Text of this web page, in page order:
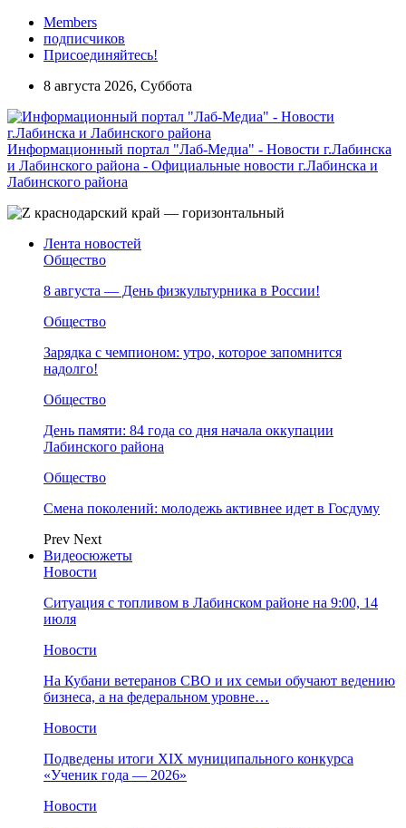
Members
подписчиков
Присоединяйтесь!
8 августа 2026, Суббота
Информационный портал "Лаб-Медиа" - Новости г.Лабинска
и Лабинского района - Официальные новости г.Лабинска и
Лабинского района
Лента новостей
Общество
8 августа — День физкультурника в России!
Общество
Зарядка с чемпионом: утро, которое запомнится
надолго!
Общество
День памяти: 84 года со дня начала оккупации
Лабинского района
Общество
Смена поколений: молодежь активнее идет в Госдуму
Prev Next
Видеосюжеты
Новости
Ситуация с топливом в Лабинском районе на 9:00, 14
июля
Новости
На Кубани ветеранов СВО и их семьи обучают ведению
бизнеса, а на федеральном уровне…
Новости
Подведены итоги XIX муниципального конкурса
«Ученик года — 2026»
Новости